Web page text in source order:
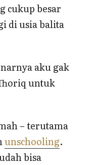
cukup besar
di usia balita
aku gak
untuk
– terutama
unschooling.
bisa